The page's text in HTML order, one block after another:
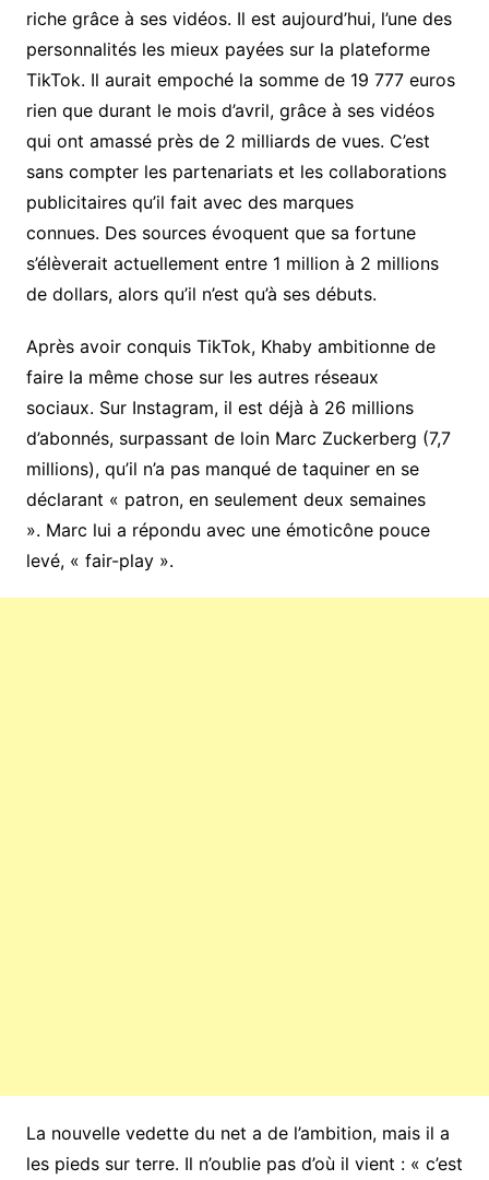
riche grâce à ses vidéos. Il est aujourd’hui, l’une des
personnalités les mieux payées sur la plateforme
TikTok. Il aurait empoché la somme de 19 777 euros
rien que durant le mois d’avril, grâce à ses vidéos
qui ont amassé près de 2 milliards de vues. C’est
sans compter les partenariats et les collaborations
publicitaires qu’il fait avec des marques
connues. Des sources évoquent que sa fortune
s’élèverait actuellement entre 1 million à 2 millions
de dollars, alors qu’il n’est qu’à ses débuts.
Après avoir conquis TikTok, Khaby ambitionne de
faire la même chose sur les autres réseaux
sociaux. Sur Instagram, il est déjà à 26 millions
d’abonnés, surpassant de loin Marc Zuckerberg (7,7
millions), qu’il n’a pas manqué de taquiner en se
déclarant « patron, en seulement deux semaines
». Marc lui a répondu avec une émoticône pouce
levé, « fair-play ».
La nouvelle vedette du net a de l’ambition, mais il a
les pieds sur terre. Il n’oublie pas d’où il vient : « c’est